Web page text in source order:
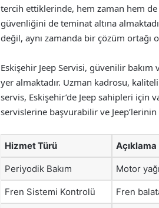
tercih ettiklerinde, hem zaman hem de
güvenliğini de teminat altına
değil, aynı zamanda bir çözüm ortağı
Eskişehir Jeep Servisi, güvenilir
yer almaktadır. Uzman kadrosu,
servis, Eskişehir’de Jeep sahipleri
servislerine başvurabilir ve
Hizmet Türü Açıklama
Periyodik Bakım Motor
Fren Sistemi Kontrolü Fren